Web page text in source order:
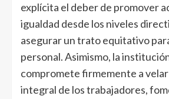
explícita el deber de promover
igualdad desde los niveles
asegurar un trato equitativo
personal. Asimismo, la
compromete firmemente a
integral de los trabajadores,